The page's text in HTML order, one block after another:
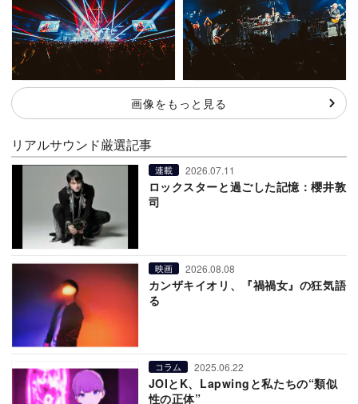
画像をもっと見る
リアルサウンド厳選記事
連載 2026.07.11
ロックスターと過ごした記憶：櫻井敦
司
映画 2026.08.08
カンザキイオリ、『禍禍女』の狂気語
る
コラム 2025.06.22
JOIとK、Lapwingと私たちの“類似
性の正体”